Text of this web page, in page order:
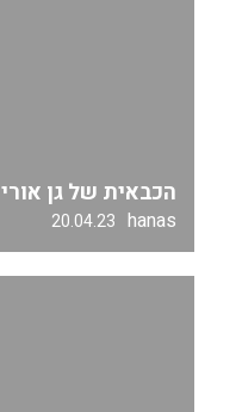
הכבאית של גן אורי
hanas
20.04.23